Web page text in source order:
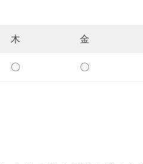
木 金
〇 〇